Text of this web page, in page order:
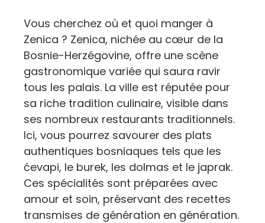
Vous cherchez où et quoi manger à
Zenica ? Zenica, nichée au cœur de la
Bosnie-Herzégovine, offre une scène
gastronomique variée qui saura ravir
tous les palais. La ville est réputée pour
sa riche tradition culinaire, visible dans
ses nombreux restaurants traditionnels.
Ici, vous pourrez savourer des plats
authentiques bosniaques tels que les
ćevapi, le burek, les dolmas et le japrak.
Ces spécialités sont préparées avec
amour et soin, préservant des recettes
transmises de génération en génération.